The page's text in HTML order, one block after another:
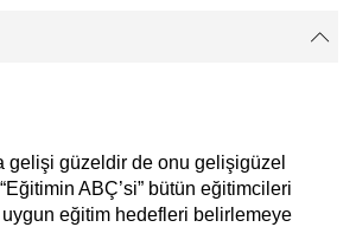
gelişi güzeldir de onu gelişigüzel
ABÇ’si” bütün eğitimcileri
uygun eğitim hedefleri belirlemeye